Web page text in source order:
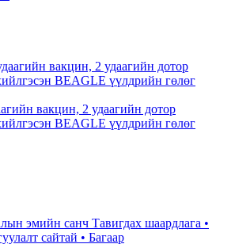
вакцин, 2 удаагийн дотор
BEAGLE үүлдрийн гөлөг